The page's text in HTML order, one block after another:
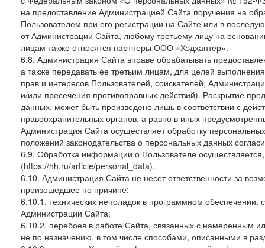
на предоставление Администрацией Сайта поручения на
Пользователем при его регистрации на Сайте или в
от Администрации Сайта, любому третьему лицу на
лицам также относятся партнеры ООО «Хэдхантер».
6.8. Администрация Сайта вправе обрабатывать
а также передавать ее третьим лицам, для целей
прав и интересов Пользователей, соискателей,
и/или пресечения противоправных действий). Раскрытие
данных, может быть произведено лишь в соответствии с
правоохранительных органов, а равно в иных
Администрация Сайта осуществляет обработку
положений законодательства о персональных данных
6.9. Обработка информации о Пользователе
(https://hh.ru/article/personal_data).
6.10. Администрация Сайта не несет ответственности за
произошедшее по причине:
6.10.1. технических неполадок в программном
Администрации Сайта;
6.10.2. перебоев в работе Сайта, связанных с намеренным
не по назначению, в том числе способами, описанными в